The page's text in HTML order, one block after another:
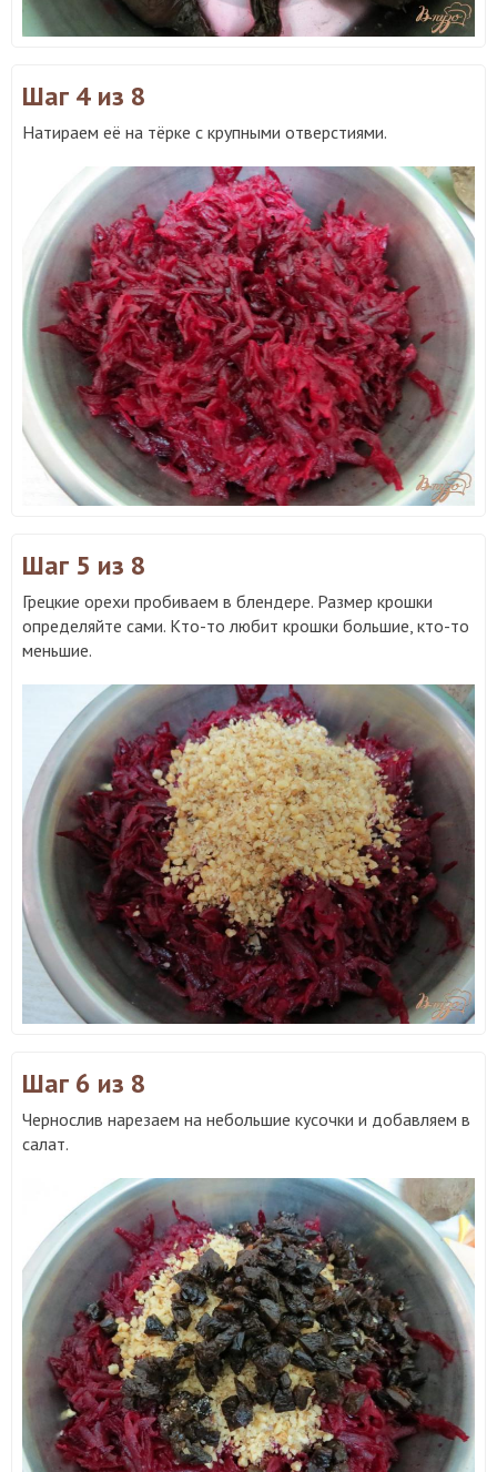
Шаг 4 из 8
Натираем её на тёрке с крупными отверстиями.
Шаг 5 из 8
Грецкие орехи пробиваем в блендере. Размер крошки
определяйте сами. Кто-то любит крошки большие, кто-то
меньшие.
Шаг 6 из 8
Чернослив нарезаем на небольшие кусочки и добавляем в
салат.